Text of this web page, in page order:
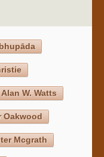
Alan W. Watts
Oakwood
Mcgrath